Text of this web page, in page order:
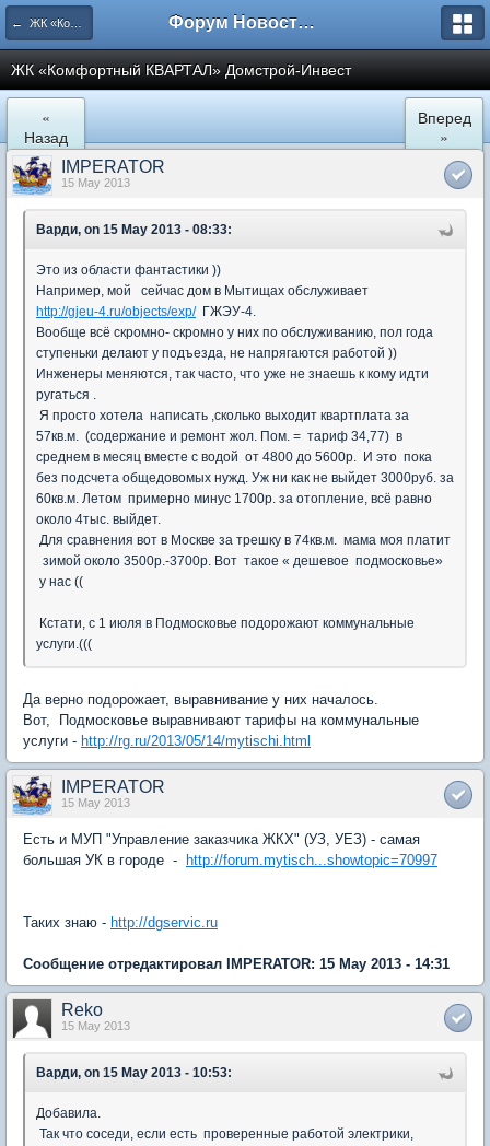
← ЖК «Комфортный КВАРТАЛ» Форум Новостройки
ЖК «Комфортный КВАРТАЛ» Домстрой-Инвест
«
Назад
Вперед
»
IMPERATOR
15 May 2013
Варди, on 15 May 2013 - 08:33:
Это из области фантастики ))
Например, мой сейчас дом в Мытищах обслуживает
http://gjeu-4.ru/objects/exp/ГЖЭУ-4.
Вообще всё скромно- скромно у них по обслуживанию, пол года
ступеньки делают у подъезда, не напрягаются работой ))
Инженеры меняются, так часто, что уже не знаешь к кому идти
ругаться .
Я просто хотела написать ,сколько выходит квартплата за
57кв.м. (содержание и ремонт жол. Пом. = тариф 34,77) в
среднем в месяц вместе с водой от 4800 до 5600р. И это пока
без подсчета общедовомых нужд. Уж ни как не выйдет 3000руб. за
60кв.м. Летом примерно минус 1700р. за отопление, всё равно
около 4тыс. выйдет.
Для сравнения вот в Москве за трешку в 74кв.м. мама моя платит
зимой около 3500р.-3700р. Вот такое « дешевое подмосковье»
у нас ((
Кстати, с 1 июля в Подмосковье подорожают коммунальные
услуги.(((
Да верно подорожает, выравнивание у них началось.
Вот, Подмосковье выравнивают тарифы на коммунальные
услуги - http://rg.ru/2013/05/14/mytischi.html
IMPERATOR
15 May 2013
Есть и МУП "Управление заказчика ЖКХ" (УЗ, УЕЗ) - самая
большая УК в городе -
http://forum.mytisch...showtopic=70997
Таких знаю - http://dgservic.ru
Сообщение отредактировал IMPERATOR: 15 May 2013 - 14:31
Reko
15 May 2013
Варди, on 15 May 2013 - 10:53:
Добавила.
Так что соседи, если есть проверенные работой электрики,